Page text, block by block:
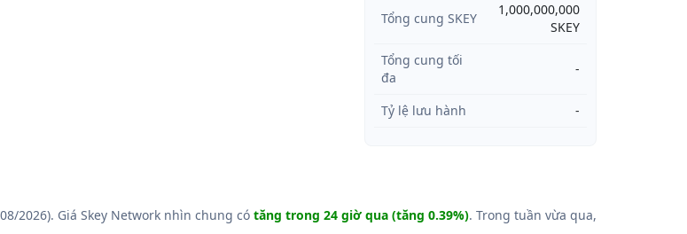
Tổng cung SKEY
1,000,000,000
SKEY
Tổng cung tối
đa
-
Tỷ lệ lưu hành -
2026). Giá Skey Network nhìn chung có tăng trong 24 giờ qua (tăng 0.39%). Trong tuần vừa qua,